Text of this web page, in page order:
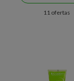
11 ofertas